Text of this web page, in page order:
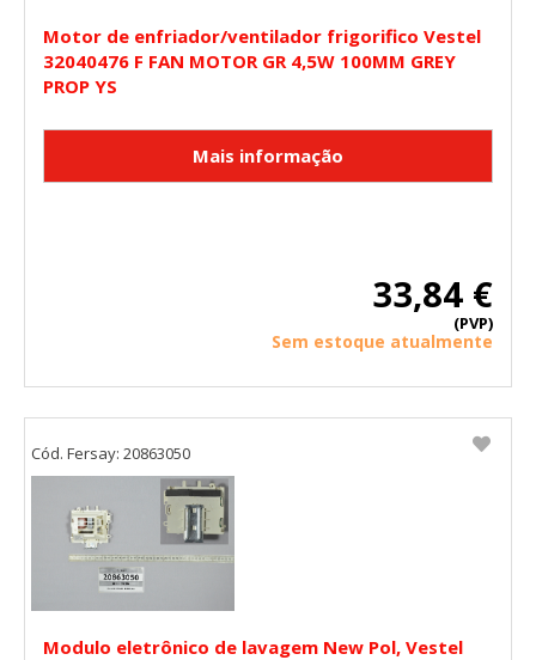
Motor de enfriador/ventilador frigorifico Vestel
32040476 F FAN MOTOR GR 4,5W 100MM GREY
PROP YS
33,84 €
(PVP)
Sem estoque atualmente
Modulo eletrônico de lavagem New Pol, Vestel
Cód. Fersay: 20863050